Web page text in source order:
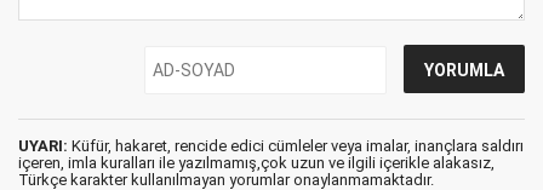
UYARI: Küfür, hakaret, rencide edici cümleler veya imalar, inançlara saldırı
içeren, imla kuralları ile yazılmamış,çok uzun ve ilgili içerikle alakasız,
Türkçe karakter kullanılmayan yorumlar onaylanmamaktadır.